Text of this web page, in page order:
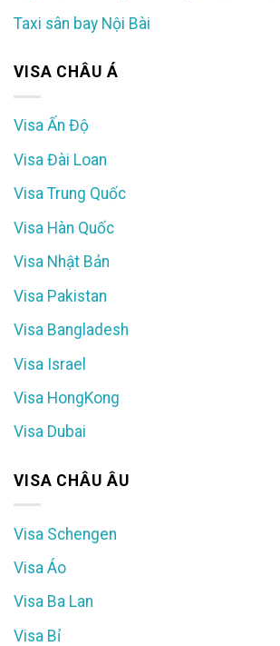
Taxi sân bay Nội Bài
VISA CHÂU Á
Visa Ấn Độ
Visa Đài Loan
Visa Trung Quốc
Visa Hàn Quốc
Visa Nhật Bản
Visa Pakistan
Visa Bangladesh
Visa Israel
Visa HongKong
Visa Dubai
VISA CHÂU ÂU
Visa Schengen
Visa Áo
Visa Ba Lan
Visa Bỉ